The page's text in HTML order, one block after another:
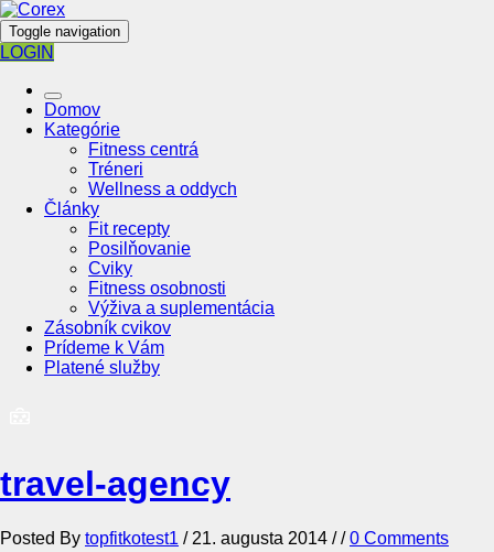
Toggle navigation
LOGIN
Domov
Kategórie
Fitness centrá
Tréneri
Wellness a oddych
Články
Fit recepty
Posilňovanie
Cviky
Fitness osobnosti
Výživa a suplementácia
Zásobník cvikov
Prídeme k Vám
Platené služby
travel-agency
Posted By topfitkotest1 / 21. augusta 2014 / /0 Comments